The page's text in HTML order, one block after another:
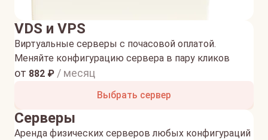
VDS и VPS
Виртуальные серверы с почасовой оплатой.
Меняйте конфигурацию сервера в пару кликов
от 882 ₽ / месяц
Выбрать сервер
Серверы
Аренда физических серверов любых конфигураций